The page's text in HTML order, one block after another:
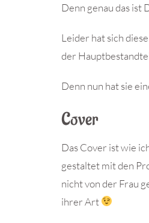
Denn genau das ist
Leider hat sich
der
Denn nun hat sie
Cover
Das Cover ist wie
gestaltet mit den
nicht von der Frau
ihrer Art